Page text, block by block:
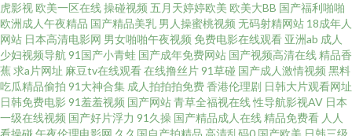
免费在线视频 91白虎丝袜福利观看 97人人香蕉 91中文视频 91国产黑丝网站
在线免费观看AV 91官方网页免费 91社区在线 超碰在线国产日韩 超碰最新资
源站97 东京热成人导航 伦理片免费在线观看 三级黄色片免费 日韩色色网 青
虎影视 欧美一区在线操碰视频 五月天婷婷欧美 欧美大BB 国产福利啪啪
欧洲成人午夜精品 国产精品美乳 男人操蜜桃视频 无码射精网站 18成年人
网站 日本高清电影网 男女啪啪午夜视频 免费电影在线观看 亚洲ab 成人
少妇视频导航 91国产小青蛙 国产成年免费网站 国产视频高清在线精品香
蕉 求a片网址 麻豆tv在线观看在线撸丝片91草碰 国产成人激情视频 黑料
吃瓜精品偷拍 91大神合集 成人拍拍拍免费香港伦理剧 日韩大片观看网址
日韩免费电影 91羞羞视频 国产网站青草全福视在线性导航影视AV 日本
一级在线视频 国产好片浮力 91久操 国产精品成人在线精品免费看 人人
看操碰 午夜伦理电影网 久久国自产拍精品 高清乱码0 国产欧美 日韩三级